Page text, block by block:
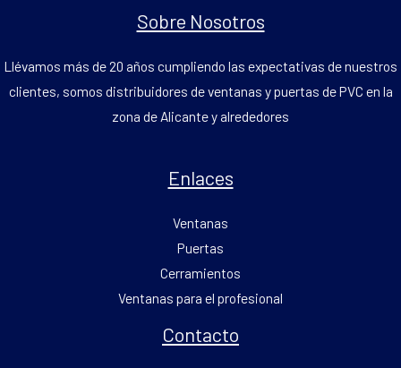
Sobre Nosotros
Llévamos más de 20 años cumpliendo las expectativas de nuestros
clientes, somos distribuidores de ventanas y puertas de PVC en la
zona de Alicante y alrededores
Enlaces
Ventanas
Puertas
Cerramientos
Ventanas para el profesional
Contacto